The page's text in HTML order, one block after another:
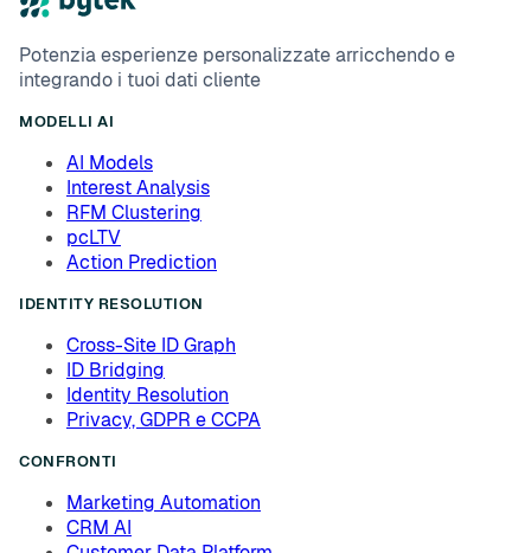
Potenzia esperienze personalizzate arricchendo e
integrando i tuoi dati cliente
MODELLI AI
AI Models
Interest Analysis
RFM Clustering
pcLTV
Action Prediction
IDENTITY RESOLUTION
Cross-Site ID Graph
ID Bridging
Identity Resolution
Privacy, GDPR e CCPA
CONFRONTI
Marketing Automation
CRM AI